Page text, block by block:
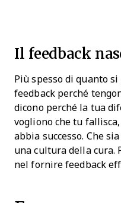
Il feedback
Più spesso di quanto
feedback perché
dicono perché la tua
vogliono che tu
abbia successo. Che
una cultura della cura.
nel fornire feedback